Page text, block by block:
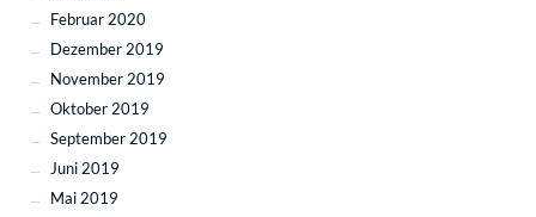
Februar 2020
Dezember 2019
November 2019
Oktober 2019
September 2019
Juni 2019
Mai 2019